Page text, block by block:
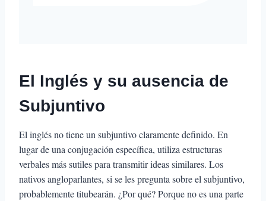
El Inglés y su ausencia de
Subjuntivo
El inglés no tiene un subjuntivo claramente definido. En
lugar de una conjugación específica, utiliza estructuras
verbales más sutiles para transmitir ideas similares. Los
nativos angloparlantes, si se les pregunta sobre el subjuntivo,
probablemente titubearán. ¿Por qué? Porque no es una parte